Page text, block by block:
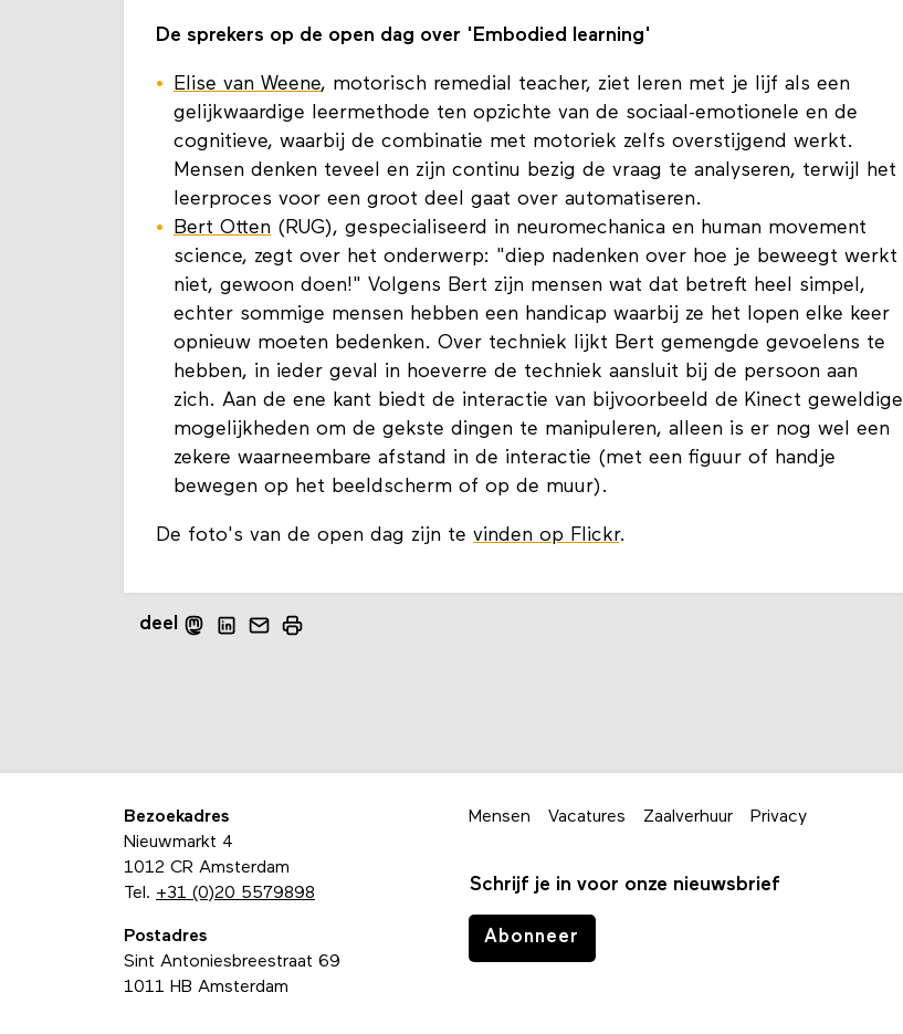
De sprekers op de open dag over 'Embodied learning'
Elise van Weene, motorisch remedial teacher, ziet leren met je lijf als een
gelijkwaardige leermethode ten opzichte van de sociaal-emotionele en de
cognitieve, waarbij de combinatie met motoriek zelfs overstijgend werkt.
Mensen denken teveel en zijn continu bezig de vraag te analyseren, terwijl het
leerproces voor een groot deel gaat over automatiseren.
Bert Otten (RUG), gespecialiseerd in neuromechanica en human movement
science, zegt over het onderwerp: "diep nadenken over hoe je beweegt werkt
niet, gewoon doen!" Volgens Bert zijn mensen wat dat betreft heel simpel,
echter sommige mensen hebben een handicap waarbij ze het lopen elke keer
opnieuw moeten bedenken. Over techniek lijkt Bert gemengde gevoelens te
hebben, in ieder geval in hoeverre de techniek aansluit bij de persoon aan
zich. Aan de ene kant biedt de interactie van bijvoorbeeld de Kinect geweldige
mogelijkheden om de gekste dingen te manipuleren, alleen is er nog wel een
zekere waarneembare afstand in de interactie (met een figuur of handje
bewegen op het beeldscherm of op de muur).
​De foto's van de open dag zijn te vinden op Flickr.
deel
Bezoekadres
Nieuwmarkt 4
1012 CR Amsterdam
Tel. +31 (0)20 5579898
Postadres
Sint Antoniesbreestraat 69
1011 HB Amsterdam
Mensen Vacatures Zaalverhuur Privacy
Schrijf je in voor onze nieuwsbrief
Abonneer